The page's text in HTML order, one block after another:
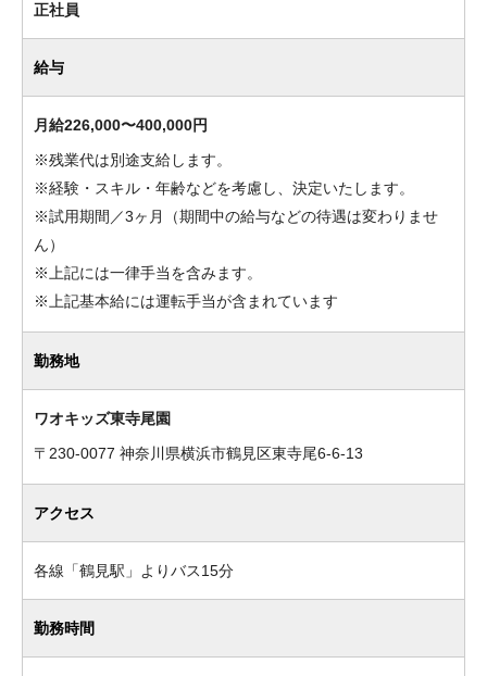
正社員
給与
月給226,000〜400,000円
※残業代は別途支給します。
※経験・スキル・年齢などを考慮し、決定いたします。
※試用期間／3ヶ月（期間中の給与などの待遇は変わりませ
ん）
※上記には一律手当を含みます。
※上記基本給には運転手当が含まれています
勤務地
ワオキッズ東寺尾園
〒230-0077 神奈川県横浜市鶴見区東寺尾6-6-13
アクセス
各線「鶴見駅」よりバス15分
勤務時間